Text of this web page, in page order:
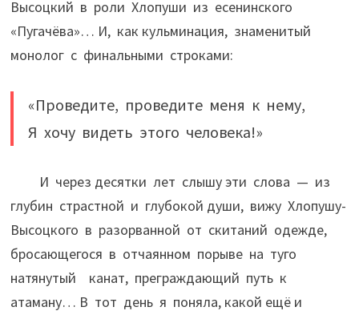
Высоцкий в роли Хлопуши из есенинского
«Пугачёва»… И, как кульминация, знаменитый
монолог с финальными строками:
«Проведите, проведите меня к нему,
Я хочу видеть этого человека!»
И через десятки лет слышу эти слова — из
глубин страстной и глубокой души, вижу Хлопушу-
Высоцкого в разорванной от скитаний одежде,
бросающегося в отчаянном порыве на туго
натянутый канат, преграждающий путь к
атаману… В тот день я поняла, какой ещё и